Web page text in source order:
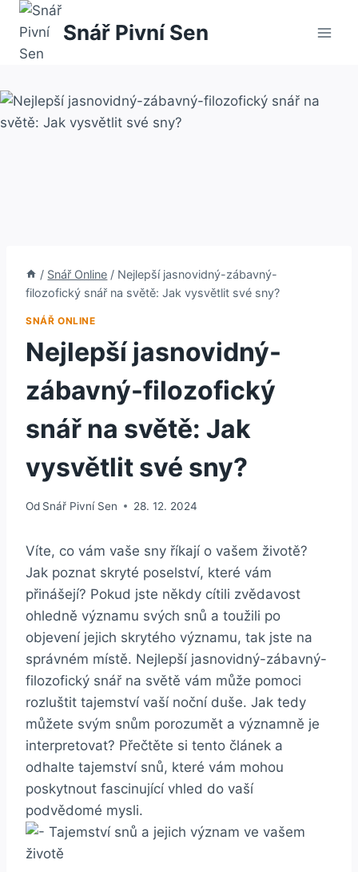
Přeskočit
obsah
Snář Pivní Sen
/ Snář Online / Nejlepší jasnovidný-zábavný-
filozofický snář na světě: Jak vysvětlit své sny?
SNÁŘ ONLINE
Nejlepší jasnovidný-
zábavný-filozofický
snář na světě: Jak
vysvětlit své sny?
Od Snář Pivní Sen 28. 12. 2024
Víte, co vám vaše sny⁤ říkají o vašem životě?
Jak​ poznat skryté poselství,⁣ které‌ vám‍
přinášejí? Pokud jste někdy cítili‌ zvědavost
‌ohledně významu svých snů a toužili po
‍objevení jejich skrytého významu, tak jste na
správném místě. Nejlepší jasnovidný-zábavný-
filozofický snář na světě ​vám může pomoci
rozluštit​ tajemství vaší noční duše. Jak‍ tedy
můžete svým snům porozumět​ a významně je
interpretovat? Přečtěte si‍ tento článek a
odhalte⁢ tajemství snů, které vám mohou
poskytnout ​fascinující vhled do vaší
podvědomé mysli.